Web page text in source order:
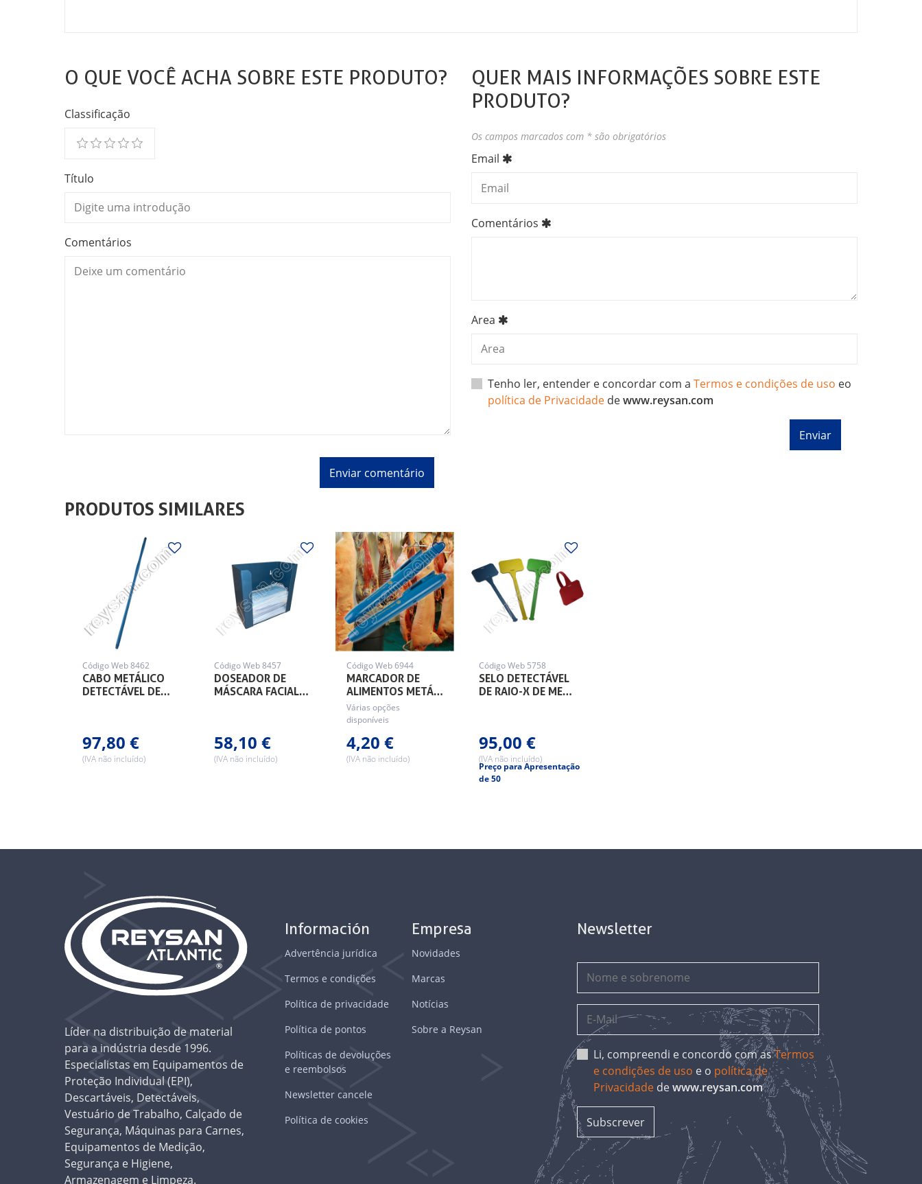
O QUE VOCÊ ACHA SOBRE ESTE PRODUTO?
Classificação
Título
Comentários
QUER MAIS INFORMAÇÕES SOBRE ESTE
PRODUTO?
Os campos marcados com * são obrigatórios
Email
Comentários
Area
Tenho ler, entender e concordar com a Termos e condições de uso eo
política de Privacidadedewww.reysan.com
PRODUTOS SIMILARES
CABO METÁLICO
DETECTÁVEL DE…
Código Web 8462
97,80 €
(IVA não incluído)
DOSEADOR DE
MÁSCARA FACIAL…
Código Web 8457
58,10 €
(IVA não incluído)
MARCADOR DE
ALIMENTOS METÁ…
Código Web 6944
Várias opções
disponíveis
4,20 €
(IVA não incluído)
SELO DETECTÁVEL
DE RAIO-X DE ME…
Código Web 5758
95,00 €
(IVA não incluído)
Preço para Apresentação
de 50
Líder na distribuição de material
para a indústria desde 1996.
Especialistas em Equipamentos de
Proteção Individual (EPI),
Descartáveis, Detectáveis,
Vestuário de Trabalho, Calçado de
Segurança, Máquinas para Carnes,
Equipamentos de Medição,
Segurança e Higiene,
Armazenagem e Limpeza.
Información
Advertência jurídica
Termos e condições
Política de privacidade
Política de pontos
Políticas de devoluções
e reembolsos
Newsletter cancele
Política de cookies
Empresa
Novidades
Marcas
Notícias
Sobre a Reysan
Newsletter
Li, compreendi e concordo com asTermos
e condições de uso e o política de
Privacidade dewww.reysan.com